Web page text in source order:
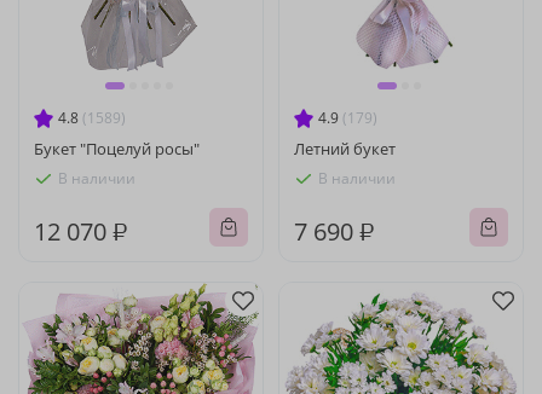
4.8 (1589)
Букет "Поцелуй росы"
В наличии
12 070 ₽
4.9 (179)
Летний букет
В наличии
7 690 ₽